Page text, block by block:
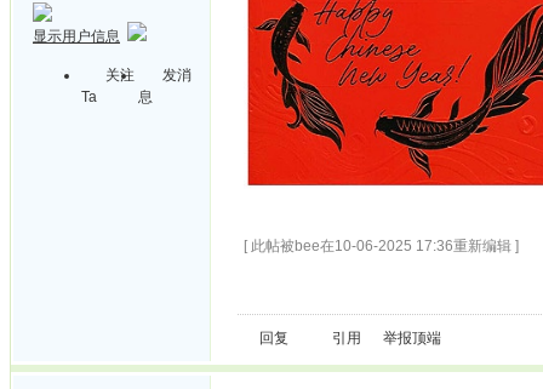
显示用户信息
关注
Ta
发消
息
[ 此帖被bee在10-06-2025 17:36重新编辑 ]
回复 引用 举报顶端